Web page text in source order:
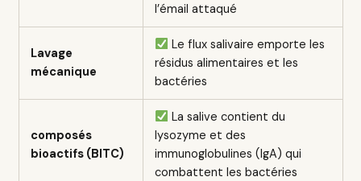
l’émail attaqué
Lavage
mécanique
Le flux salivaire emporte les
résidus alimentaires et les
bactéries
composés
bioactifs (BITC)
La salive contient du
lysozyme et des
immunoglobulines (IgA) qui
combattent les bactéries